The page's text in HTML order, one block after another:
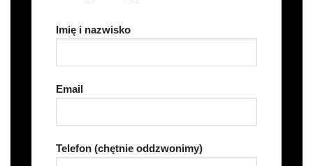
Imię i nazwisko
Email
Telefon (chętnie oddzwonimy)